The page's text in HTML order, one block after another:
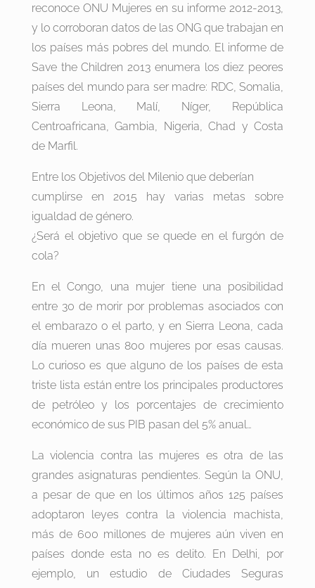
reconoce ONU Mujeres en su informe 2012-2013,
y lo corroboran datos de las ONG que trabajan en
los países más pobres del mundo. El informe de
Save the Children 2013 enumera los diez peores
países del mundo para ser madre: RDC, Somalia,
Sierra Leona, Malí, Níger, República
Centroafricana, Gambia, Nigeria, Chad y Costa
de Marfil.
Entre los Objetivos del Milenio que deberían
cumplirse en 2015 hay varias metas sobre
igualdad de género.
¿Será el objetivo que se quede en el furgón de
cola?
En el Congo, una mujer tiene una posibilidad
entre 30 de morir por problemas asociados con
el embarazo o el parto, y en Sierra Leona, cada
día mueren unas 800 mujeres por esas causas.
Lo curioso es que alguno de los países de esta
triste lista están entre los principales productores
de petróleo y los porcentajes de crecimiento
económico de sus PIB pasan del 5% anual…
La violencia contra las mujeres es otra de las
grandes asignaturas pendientes. Según la ONU,
a pesar de que en los últimos años 125 países
adoptaron leyes contra la violencia machista,
más de 600 millones de mujeres aún viven en
países donde esta no es delito. En Delhi, por
ejemplo, un estudio de Ciudades Seguras